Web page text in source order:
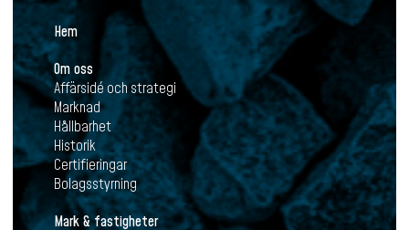
Hem
Om oss
Affärsidé och strategi
Marknad
Hållbarhet
Historik
Certifieringar
Bolagsstyrning
Mark & fastigheter